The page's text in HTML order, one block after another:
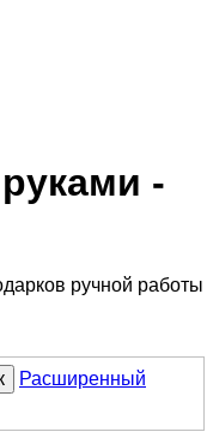
-
ручной работы
Расширенный